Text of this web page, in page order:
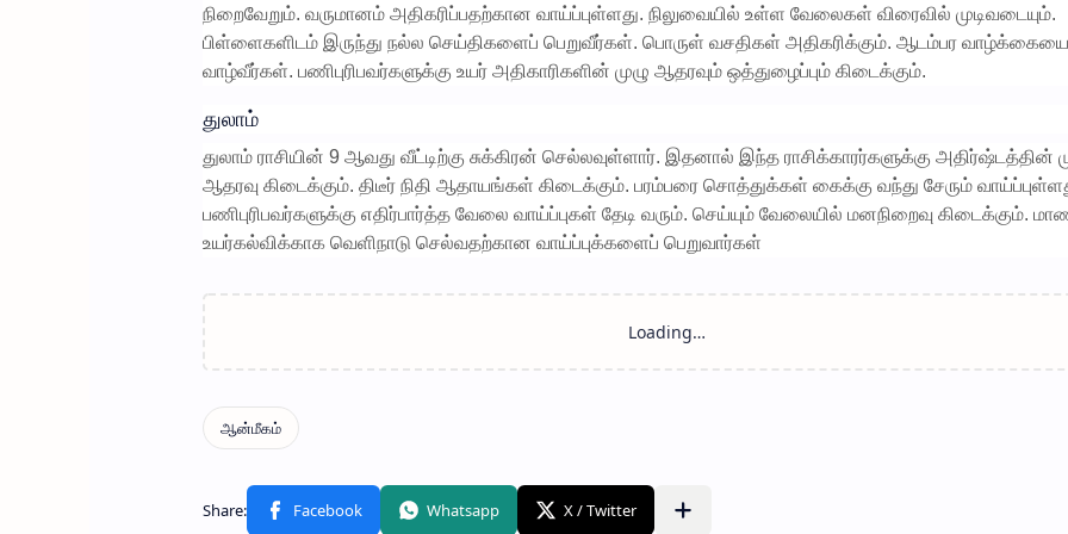
நிறைவேறும். வருமானம் அதிகரிப்பதற்கான வாய்ப்புள்ளது. நிலுவையில் உள்ள வேலைகள் விரைவில் முடிவடையும்.
பிள்ளைகளிடம் இருந்து நல்ல செய்திகளைப் பெறுவீர்கள். பொருள் வசதிகள் அதிகரிக்கும். ஆடம்பர வாழ்க்கையை
வாழ்வீர்கள். பணிபுரிபவர்களுக்கு உயர் அதிகாரிகளின் முழு ஆதரவும் ஒத்துழைப்பும் கிடைக்கும்.
துலாம்
துலாம் ராசியின் 9 ஆவது வீட்டிற்கு சுக்கிரன் செல்லவுள்ளார். இதனால் இந்த ராசிக்காரர்களுக்கு அதிர்ஷ்டத்தின்
ஆதரவு கிடைக்கும். திடீர் நிதி ஆதாயங்கள் கிடைக்கும். பரம்பரை சொத்துக்கள் கைக்கு வந்து சேரும்
பணிபுரிபவர்களுக்கு எதிர்பார்த்த வேலை வாய்ப்புகள் தேடி வரும். செய்யும் வேலையில் மனநிறைவு கிடைக்கும்.
உயர்கல்விக்காக வெளிநாடு செல்வதற்கான வாய்ப்புக்களைப் பெறுவார்கள்